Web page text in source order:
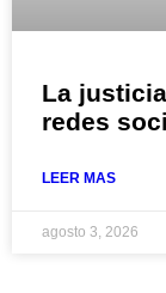
La
redes
LEER MAS
agosto 3, 2026